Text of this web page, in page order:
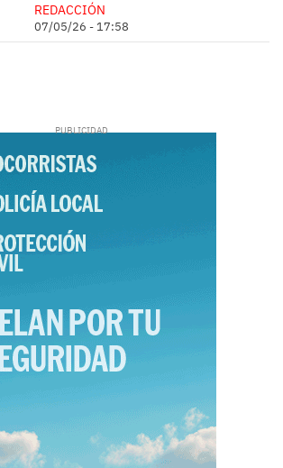
REDACCIÓN
07/05/26 - 17:58